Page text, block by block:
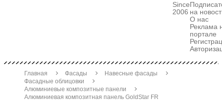
Since
2006 на
О нас
Реклама
портале
Главная Фасады
Навесные фасады
Фасадные облицовки
Алюминиевые композитные панели
Алюминиевая композитная панель GoldStar FR